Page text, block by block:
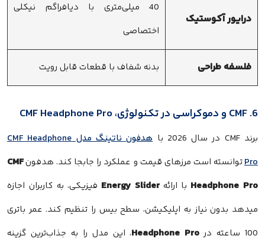
درایور آکوستیک
40 میلی‌متری با دیافراگم نیکلی
اختصاصی
فلسفه طراحی بدنه شفاف با قطعات قابل رویت
6. CMF و دموکراسی در تکنولوژی، CMF Headphone Pro
برند CMF در سال 2026 با
هدفون ناتینگ مدل CMF Headphone
Proتوانسته است مرزهای قیمت و عملکرد را جابجا کند. هدفونCMF
Headphone Proبا ارائهEnergy Sliderفیزیکی، به کاربران اجازه
میدهد بدون نیاز به اپلیکیشن، سطح بیس را تنظیم کند. عمر باتری
100 ساعته در
Headphone Pro، این مدل را به جذاب‌ترین گزینه